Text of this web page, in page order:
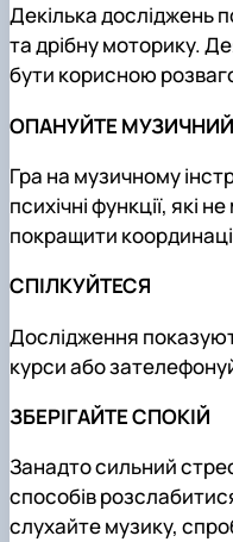
Декілька досліджень
та дрібну моторику.
бути корисною
ОПАНУЙТЕ
Гра на музичному
психічні функції, які
покращити
СПІЛКУЙТЕСЯ
Дослідження
курси або
ЗБЕРІГАЙТЕ СПОКІЙ
Занадто сильний
способів
слухайте музику,